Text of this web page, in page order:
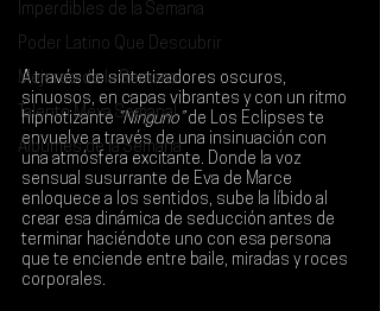
Imperdibles de la Semana
Poder Latino Que Descubrir
Mejores de la Semana
Talento Mexa Semanal
Álbumes de la Semana
A través de sintetizadores oscuros,
sinuosos, en capas vibrantes y con un ritmo
hipnotizante “Ninguno” de Los Eclipses te
envuelve a través de una insinuación con
una atmósfera excitante. Donde la voz
sensual susurrante de Eva de Marce
enloquece a los sentidos, sube la líbido al
crear esa dinámica de seducción antes de
terminar haciéndote uno con esa persona
que te enciende entre baile, miradas y roces
corporales.